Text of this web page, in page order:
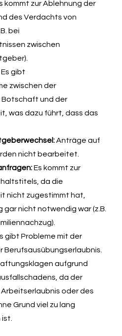
kommt zur Ablehnung der
des Verdachts von
bei
zwischen
Es gibt
zwischen der
und der
was dazu führt, dass das
Anträge auf
nicht bearbeitet.
Es kommt zur
da die
nicht zugestimmt hat,
nicht notwendig war (z.B.
gibt Probleme mit der
Berufsausübungserlaubnis.
aufgrund
da der
oder des
Grund viel zu lang